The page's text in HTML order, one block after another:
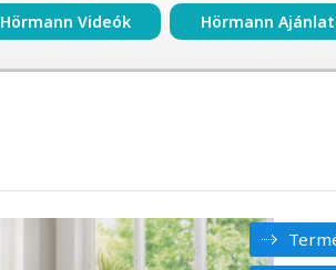
Hörmann Videók Hörmann